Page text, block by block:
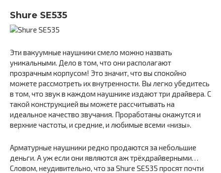
Shure SE535
Эти вакуумные наушники смело можно назвать
уникальными. Дело в том, что они располагают
прозрачным корпусом! Это значит, что вы спокойно
можете рассмотреть их внутренности. Вы легко убедитесь
в том, что звук в каждом наушнике издают три драйвера. С
такой конструкцией вы можете рассчитывать на
идеальное качество звучания. Проработаны окажутся и
верхние частоты, и средние, и любимые всеми «низы».
Арматурные наушники редко продаются за небольшие
деньги. А уж если они являются аж трёхдрайверными…
Словом, неудивительно, что за Shure SE535 просят почти